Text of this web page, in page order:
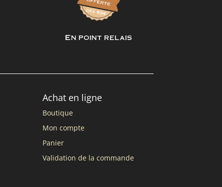
En point relais
Achat en ligne
Boutique
Mon compte
Panier
Validation de la commande